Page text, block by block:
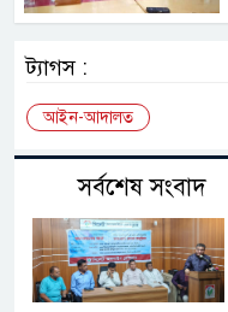
ট্যাগস :
আইন-আদালত
সর্বশেষ সংবাদ